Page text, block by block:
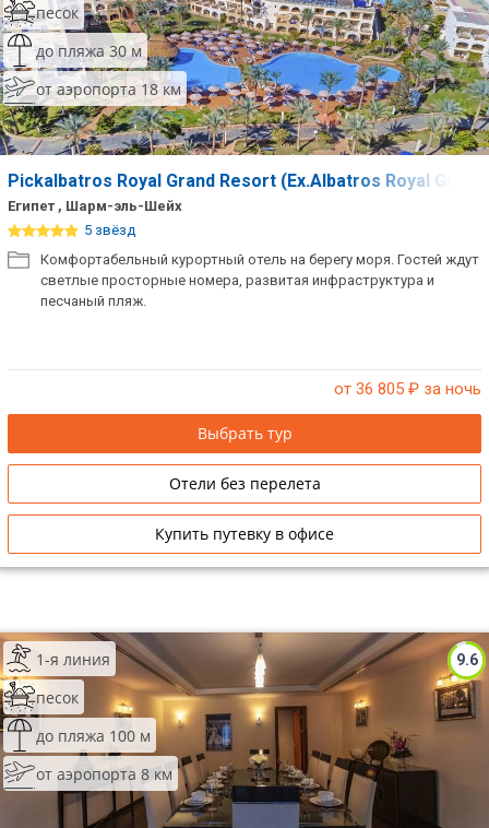
песок
до пляжа 30 м
от аэропорта 18 км
Pickalbatros Royal Grand Resort (Ex.Albatros Royal
Египет , Шарм-эль-Шейх
5 звёзд
Комфортабельный курортный отель на берегу моря. Гостей ждут
светлые просторные номера, развитая инфраструктура и
песчаный пляж.
от 36 805 ₽ за ночь
Выбрать тур
Отели без перелета
Купить путевку в офисе
9.6
1-я линия
песок
до пляжа 100 м
от аэропорта 8 км